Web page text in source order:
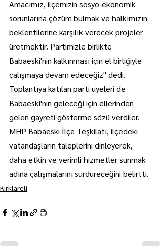
Amacımız, ilçemizin sosyo-ekonomik
sorunlarına çözüm bulmak ve halkımızın
beklentilerine karşılık verecek projeler
üretmektir. Partimizle birlikte
Babaeski'nin kalkınması için el birliğiyle
çalışmaya devam edeceğiz" dedi.
Toplantıya katılan parti üyeleri de
Babaeski'nin geleceği için ellerinden
gelen gayreti gösterme sözü verdiler.
MHP Babaeski İlçe Teşkilatı, ilçedeki
vatandaşların taleplerini dinleyerek,
daha etkin ve verimli hizmetler sunmak
adına çalışmalarını sürdüreceğini belirtti.
Kırklareli